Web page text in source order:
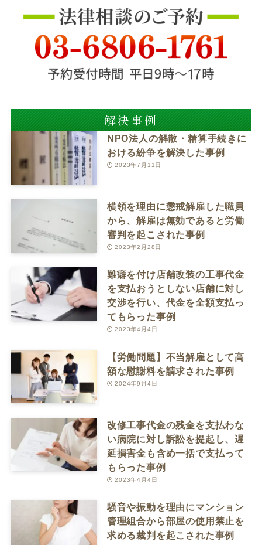
解決事例
NPO法人の解散・精算手続きに
おける紛争を解決した事例
2023年7月11日
横領を理由に懲戒解雇した職員
から、解雇は無効であると労働
審判を起こされた事例
2023年2月28日
難癖を付け店舗改装の工事代金
を支払おうとしない店舗に対し
交渉を行い、代金を全額支払っ
てもらった事例
2023年4月4日
【労働問題】不当解雇として高
額な慰謝料を請求された事例
2024年9月4日
改修工事代金の残金を支払わな
い病院に対し訴訟を提起し、遅
延損害金も含め一括で支払って
もらった事例
2023年4月4日
騒音や振動を理由にマンション
管理組合から部屋の使用禁止を
求める裁判を起こされた事例